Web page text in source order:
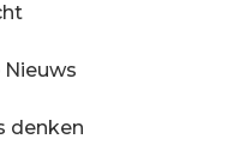
denken